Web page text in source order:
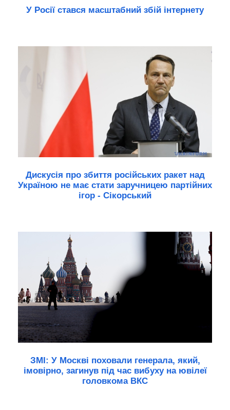
У Росії стався масштабний збій інтернету
Дискусія про збиття російських ракет над
Україною не має стати заручницею партійних
ігор - Сікорський
ЗМІ: У Москві поховали генерала, який,
імовірно, загинув під час вибуху на ювілеї
головкома ВКС